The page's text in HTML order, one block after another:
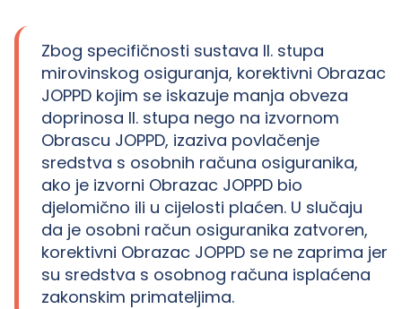
Zbog specifičnosti sustava II. stupa
mirovinskog osiguranja, korektivni Obrazac
JOPPD kojim se iskazuje manja obveza
doprinosa II. stupa nego na izvornom
Obrascu JOPPD, izaziva povlačenje
sredstva s osobnih računa osiguranika,
ako je izvorni Obrazac JOPPD bio
djelomično ili u cijelosti plaćen. U slučaju
da je osobni račun osiguranika zatvoren,
korektivni Obrazac JOPPD se ne zaprima jer
su sredstva s osobnog računa isplaćena
zakonskim primateljima.